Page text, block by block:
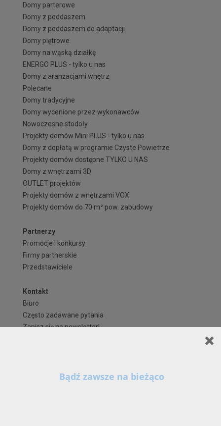
Szanowni Państwo,
Domy parterowe
Domy z poddaszem
Domy z poddaszem do adaptacji
Domy piętrowe
Domy na wąską działkę
ENERGO PLUS - tylko u nas
Domy z aranżacjami wnętrz
Polecane
Domy tradycyjne
Domy wycenione przez wykonawców
Nowoczesne stodoły
Projekty domów Mini PLUS - tylko u nas
Domy z dopłatą w programie Czyste Powietrze
Projekty domów dostępne TYLKO U NAS
Domy z wnętrzami 3D
OUTLET projektów
Projekty domów z wnętrzami VOX
Projekty domów do 70 m² pow. zabudowy
Partnerzy
Promocje i konkursy
Firmy partnerskie
Przedstawiciele
Kontakt
Biuro
Często zadawane pytania
Zapisz się na newsletter!
Regulamin ARCHIPELAG.pl